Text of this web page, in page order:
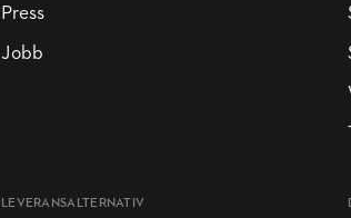
Press
Jobb
LEVERANSALTERNATIV